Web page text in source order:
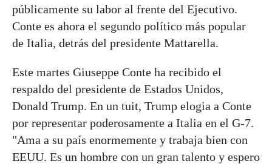
públicamente su labor al frente del Ejecutivo.
Conte es ahora el segundo político más popular
de Italia, detrás del presidente Mattarella.
Este martes Giuseppe Conte ha recibido el
respaldo del presidente de Estados Unidos,
Donald Trump. En un tuit, Trump elogia a Conte
por representar poderosamente a Italia en el G-7.
"Ama a su país enormemente y trabaja bien con
EEUU. Es un hombre con un gran talento y espero